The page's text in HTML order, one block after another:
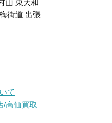
山 東大和
街道 出張
て
/高価買取